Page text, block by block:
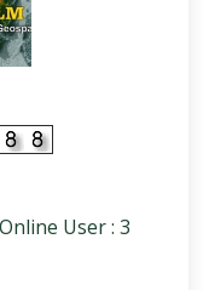
User : 3